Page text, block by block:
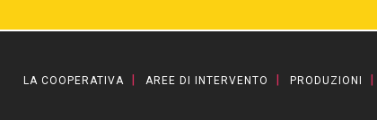
LA COOPERATIVA AREE DI INTERVENTO PRODUZIONI